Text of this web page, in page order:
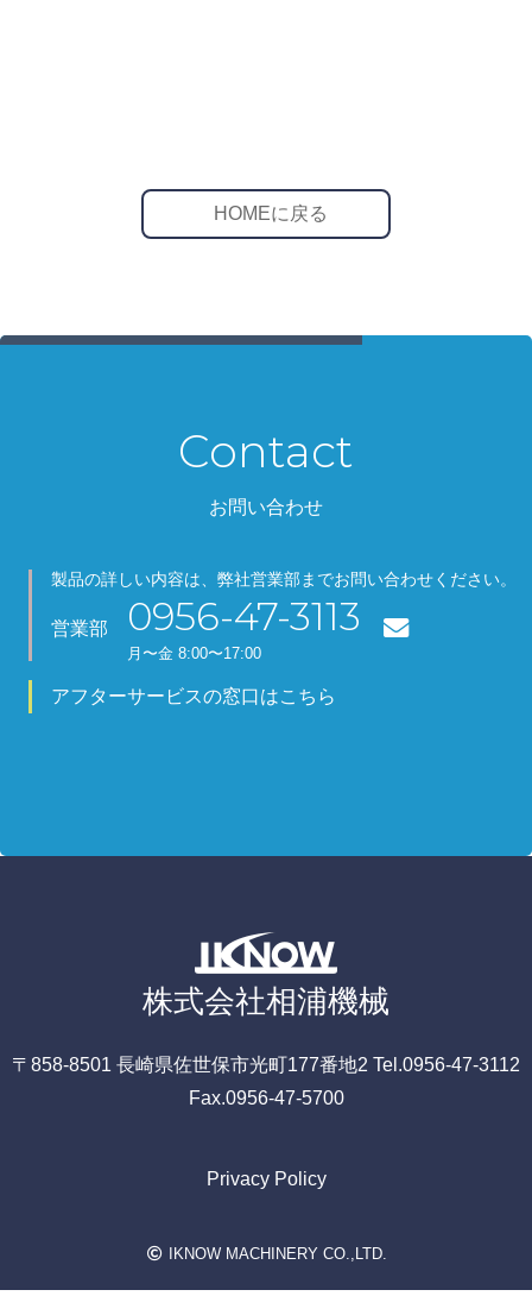
HOMEに戻る
Contact
お問い合わせ
製品の詳しい内容は、弊社営業部までお問い合わせください。
営業部 0956-47-3113
月 〜金 8:00〜17:00
アフターサービスの窓口はこちら
株式会社相浦機械
〒858-8501 長崎県佐世保市光町177番地2 Tel.0956-47-3112
Fax.0956-47-5700
Privacy Policy
IKNOW MACHINERY CO.,LTD.